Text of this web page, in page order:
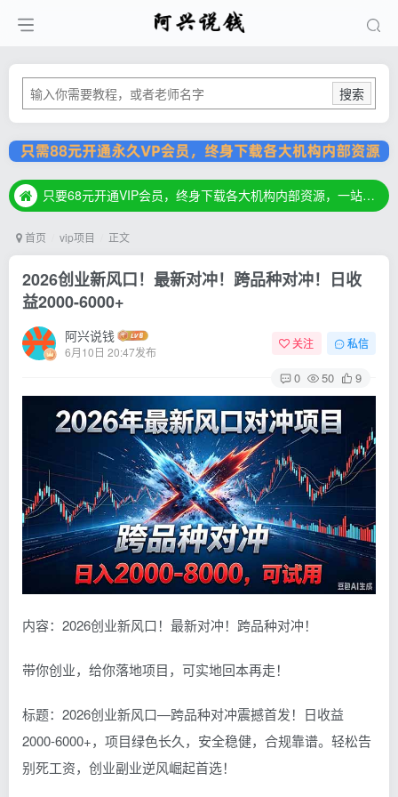
搜索
只要68元开通VIP会员，终身下载各大机构内部资源，一站式草根创业基地，最新最强网赚教程大全，小投入，大回报！
只要68元开通VIP会员，终身下载各大机构内部资源，一站式草根创业基地，最新最强网赚教程大全，小投入，大回报！
首页 vip项目 正文
2026创业新风口！最新对冲！跨品种对冲！日收
益2000-6000+
阿兴说钱
6月10日 20:47发布
关注 私信
0 50 9
内容：2026创业新风口！最新对冲！跨品种对冲！
带你创业，给你落地项目，可实地回本再走！
标题：2026创业新风口—跨品种对冲震撼首发！日收益
2000-6000+，项目绿色长久，安全稳健，合规靠谱。轻松告
别死工资，创业副业逆风崛起首选！